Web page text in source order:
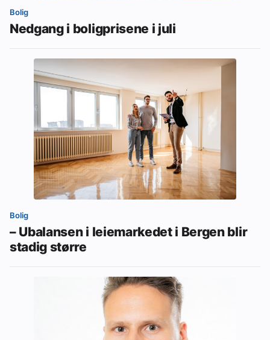
Bolig
Nedgang i boligprisene i juli
Bolig
– Ubalansen i leiemarkedet i Bergen blir
stadig større